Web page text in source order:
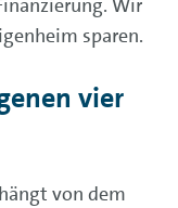
sparen.
vier
von dem